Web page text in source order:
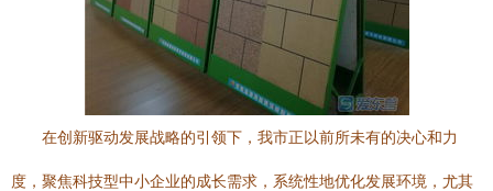
在创新驱动发展战略的引领下，我市正以前所未有的决心和力
度，聚焦科技型中小企业的成长需求，系统性地优化发展环境，尤其